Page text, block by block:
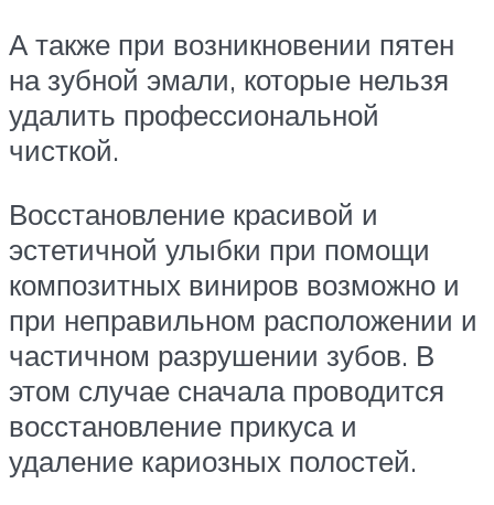
А также при возникновении пятен
на зубной эмали, которые нельзя
удалить профессиональной
чисткой.
Восстановление красивой и
эстетичной улыбки при помощи
композитных виниров возможно и
при неправильном расположении и
частичном разрушении зубов. В
этом случае сначала проводится
восстановление прикуса и
удаление кариозных полостей.